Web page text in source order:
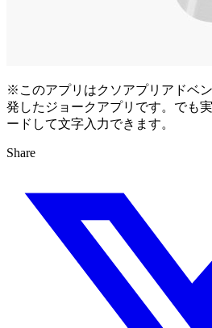
※このアプリはクソアプリアドベ
発したジョークアプリです。でも
ードして文字入力できます。
Share